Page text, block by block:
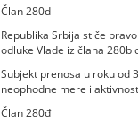
Član 280d
Republika Srbija stiče
odluke Vlade iz člana 280b
Subjekt prenosa u roku od
neophodne mere i
Član 280đ